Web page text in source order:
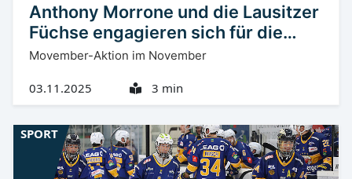
Anthony Morrone und die Lausitzer
Füchse engagieren sich für die
Männergesundheit
Movember-Aktion im November
03.11.2025 3 min
SPORT